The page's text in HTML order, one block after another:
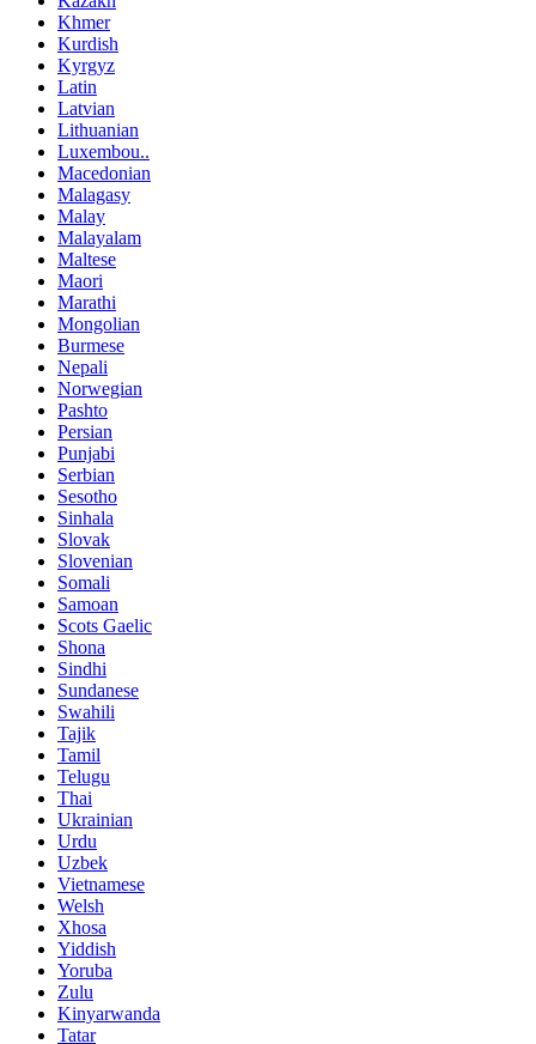
Khmer
Kurdish
Kyrgyz
Latin
Latvian
Lithuanian
Luxembou..
Macedonian
Malagasy
Malay
Malayalam
Maltese
Maori
Marathi
Mongolian
Burmese
Nepali
Norwegian
Pashto
Persian
Punjabi
Serbian
Sesotho
Sinhala
Slovak
Slovenian
Somali
Samoan
Scots Gaelic
Shona
Sindhi
Sundanese
Swahili
Tajik
Tamil
Telugu
Thai
Ukrainian
Urdu
Uzbek
Vietnamese
Welsh
Xhosa
Yiddish
Yoruba
Zulu
Kinyarwanda
Tatar